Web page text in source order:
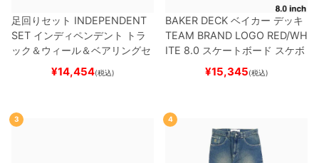
足回りセット INDEPENDENT
SET インディペンデント
トラ
ック＆ウィール＆ベアリングセ
（トリック用）
ード スケボー
¥14,454(税込)
BAKER DECK ベイカー デッキ
TEAM BRAND LOGO RED/WH
ITE 8.0 スケートボード スケボ
¥15,345(税込)
3 4